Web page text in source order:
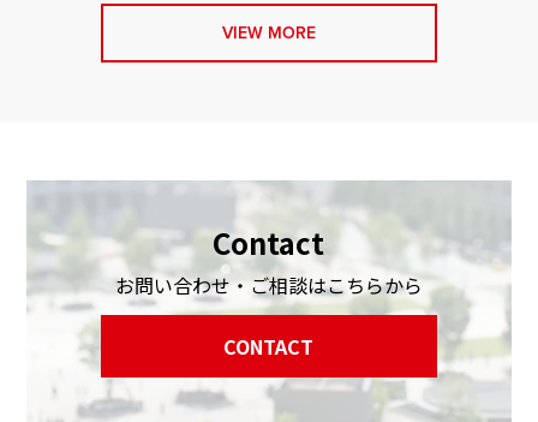
VIEW MORE
Contact
お問い合わせ・ご相談はこちらから
CONTACT